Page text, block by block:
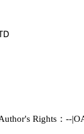
枀
Rights：--|